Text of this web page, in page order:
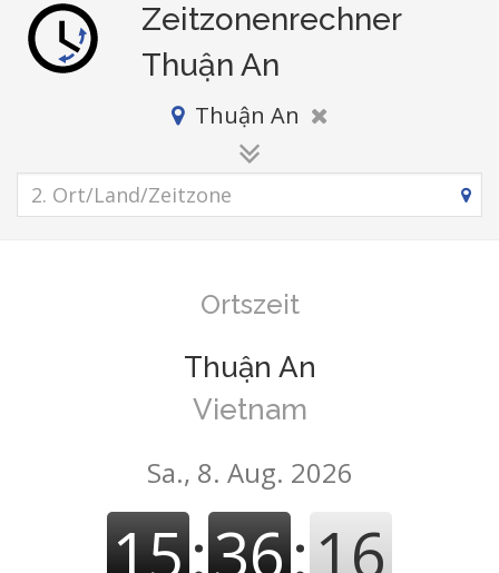
Zeitzonenrechner
Thuận An
Thuận An
Ortszeit
Thuận An
Vietnam
Sa., 8. Aug. 2026
15:36:17